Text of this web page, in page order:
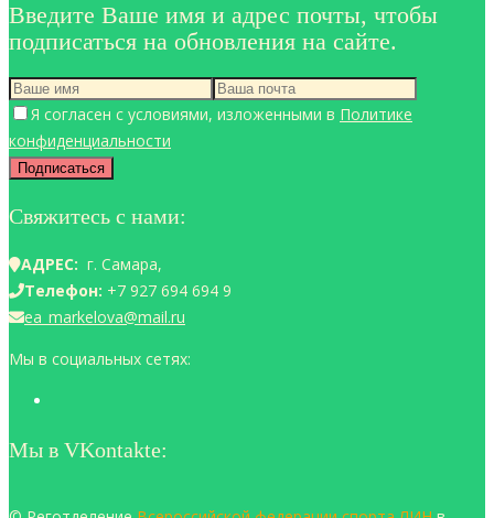
Введите Ваше имя и адрес почты, чтобы
подписаться на обновления на сайте.
Я согласен с условиями, изложенными в Политике
конфиденциальности
Свяжитесь с нами:
АДРЕС: г. Самара,
Телефон: +7 927 694 694 9
ea_markelova@mail.ru
Мы в социальных сетях:
Мы в VKontakte: